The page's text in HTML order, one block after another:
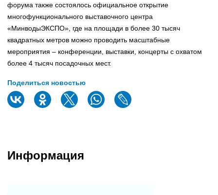
форума также состоялось официальное открытие
многофункционального выставочного центра
«МинводыЭКСПО», где на площади в более 30 тысяч
квадратных метров можно проводить масштабные
мероприятия – конференции, выставки, концерты с охватом
более 4 тысяч посадочных мест.
Поделиться новостью
Информация